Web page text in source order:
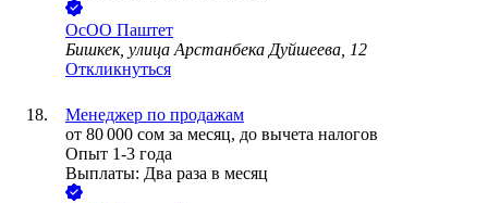
ОсОО Паштет
Бишкек, улица Арстанбека Дуйшеева, 12
Откликнуться
Менеджер по продажам
от 80 000 сом за месяц, до вычета налогов
Опыт 1-3 года
Выплаты: Два раза в месяц